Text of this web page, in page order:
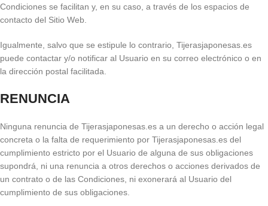
Condiciones se facilitan y, en su caso, a través de los espacios de
contacto del Sitio Web.
Igualmente, salvo que se estipule lo contrario, Tijerasjaponesas.es
puede contactar y/o notificar al Usuario en su correo electrónico o en
la dirección postal facilitada.
RENUNCIA
Ninguna renuncia de Tijerasjaponesas.es a un derecho o acción legal
concreta o la falta de requerimiento por Tijerasjaponesas.es del
cumplimiento estricto por el Usuario de alguna de sus obligaciones
supondrá, ni una renuncia a otros derechos o acciones derivados de
un contrato o de las Condiciones, ni exonerará al Usuario del
cumplimiento de sus obligaciones.